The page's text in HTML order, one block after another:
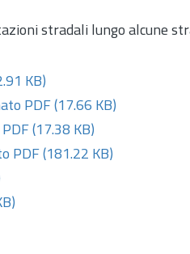
stradali lungo alcune
KB)
PDF (17.66 KB)
(17.38 KB)
PDF (181.22 KB)